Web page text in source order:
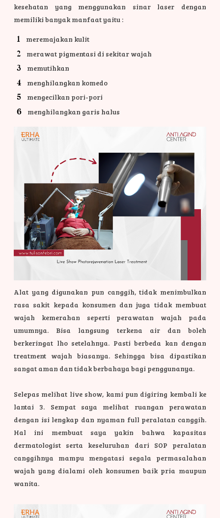
kesehatan yang menggunakan sinar laser dengan
memiliki banyak manfaat yaitu :
meremajakan kulit
merawat pigmentasi di sekitar wajah
memutihkan
menghilangkan komedo
mengecilkan pori-pori
menghilangkan garis halus
Alat yang digunakan pun canggih, tidak menimbulkan
rasa sakit kepada konsumen dan juga tidak membuat
wajah kemerahan seperti perawatan wajah pada
umumnya. Bisa langsung terkena air dan boleh
berkeringat lho setelahnya. Pasti berbeda kan dengan
treatment wajah biasanya. Sehingga bisa dipastikan
sangat aman dan tidak berbahaya bagi penggunanya.
Selepas melihat live show, kami pun digiring kembali ke
lantai 3. Sempat saya melihat ruangan perawatan
dengan isi lengkap dan nyaman full peralatan canggih.
Hal ini membuat saya yakin bahwa kapasitas
dermatologist serta keseluruhan dari SOP peralatan
canggihnya mampu mengatasi segala permasalahan
wajah yang dialami oleh konsumen baik pria maupun
wanita.